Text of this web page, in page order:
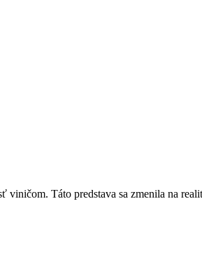
Táto predstava sa zmenila na